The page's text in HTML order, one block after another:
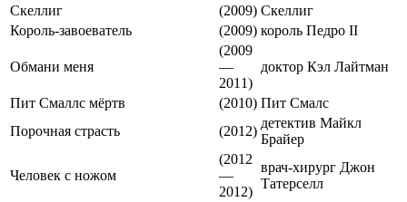
Скеллиг
(2009) Скеллиг
Король-завоеватель
(2009) король Педро II
Обмани меня
(2009
—
2011)
доктор Кэл Лайтман
Пит Смаллс мёртв (2010) Пит Смалс
Порочная страсть
(2012)
детектив Майкл
Брайер
Человек с ножом
(2012
—
2012)
врач-хирург Джон
Татерселл